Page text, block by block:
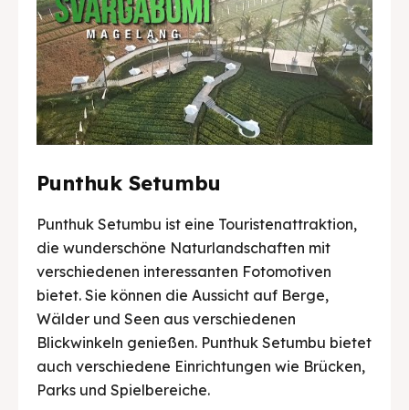
Punthuk Setumbu
Punthuk Setumbu ist eine Touristenattraktion,
die wunderschöne Naturlandschaften mit
verschiedenen interessanten Fotomotiven
bietet. Sie können die Aussicht auf Berge,
Wälder und Seen aus verschiedenen
Blickwinkeln genießen. Punthuk Setumbu bietet
auch verschiedene Einrichtungen wie Brücken,
Parks und Spielbereiche.